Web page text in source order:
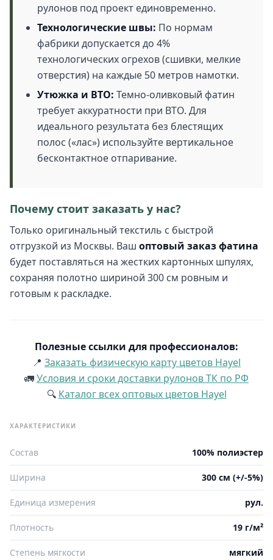
рулонов под проект единовременно.
Технологические швы: По нормам
фабрики допускается до 4%
технологических огрехов (сшивки, мелкие
отверстия) на каждые 50 метров намотки.
Утюжка и ВТО: Темно-оливковый фатин
требует аккуратности при ВТО. Для
идеального результата без блестящих
полос («лас») используйте вертикальное
бесконтактное отпаривание.
Почему стоит заказать у нас?
Только оригинальный текстиль с быстрой
отгрузкой из Москвы. Ваш оптовый заказ фатина
будет поставляться на жестких картонных шпулях,
сохраняя полотно шириной 300 см ровным и
готовым к раскладке.
Полезные ссылки для профессионалов:
📍 Заказать физическую карту цветов Hayel
🚛Условия и сроки доставки рулонов ТК по РФ
🔍 Каталог всех оптовых цветов Hayel
ХАРАКТЕРИСТИКИ
Состав 100% полиэстер
Ширина 300 см (+/-5%)
Единица измерения рул.
Плотность 19 г/м²
Степень мягкости мягкий